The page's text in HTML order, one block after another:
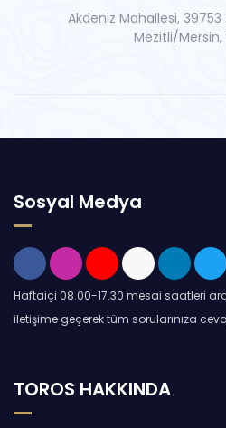
Akdeniz Mahallesi, 39753
Mezitli/Mersin,
Sosyal Medya
Haftaiçi 08.00-17.30 mesai saatleri
iletişime geçerek tüm sorularınıza
TOROS HAKKINDA